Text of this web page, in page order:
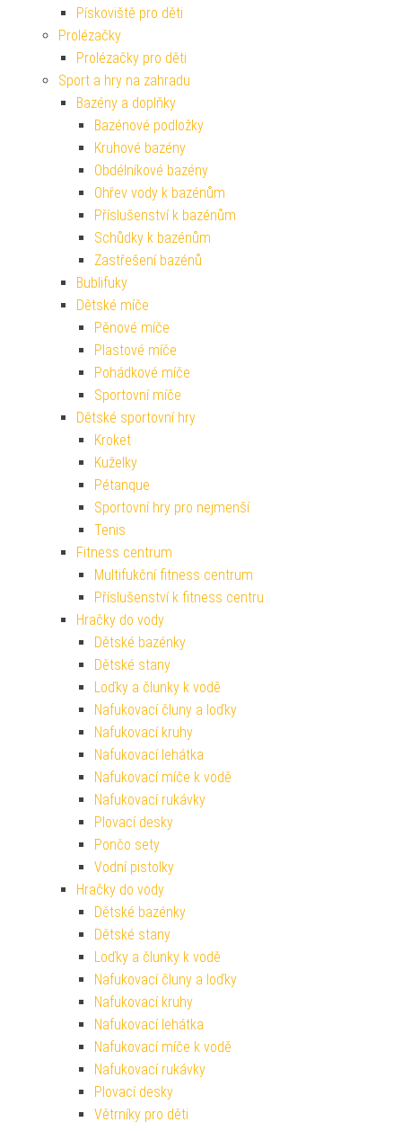
Pískoviště pro děti
Prolézačky
Prolézačky pro děti
Sport a hry na zahradu
Bazény a doplňky
Bazénové podložky
Kruhové bazény
Obdélníkové bazény
Ohřev vody k bazénům
Příslušenství k bazénům
Schůdky k bazénům
Zastřešení bazénů
Bublifuky
Dětské míče
Pěnové míče
Plastové míče
Pohádkové míče
Sportovní míče
Dětské sportovní hry
Kroket
Kuželky
Pétanque
Sportovní hry pro nejmenší
Tenis
Fitness centrum
Multifukční fitness centrum
Příslušenství k fitness centru
Hračky do vody
Dětské bazénky
Dětské stany
Loďky a člunky k vodě
Nafukovací čluny a loďky
Nafukovací kruhy
Nafukovací lehátka
Nafukovací míče k vodě
Nafukovací rukávky
Plovací desky
Pončo sety
Vodní pistolky
Hračky do vody
Dětské bazénky
Dětské stany
Loďky a člunky k vodě
Nafukovací čluny a loďky
Nafukovací kruhy
Nafukovací lehátka
Nafukovací míče k vodě
Nafukovací rukávky
Plovací desky
Větrníky pro děti